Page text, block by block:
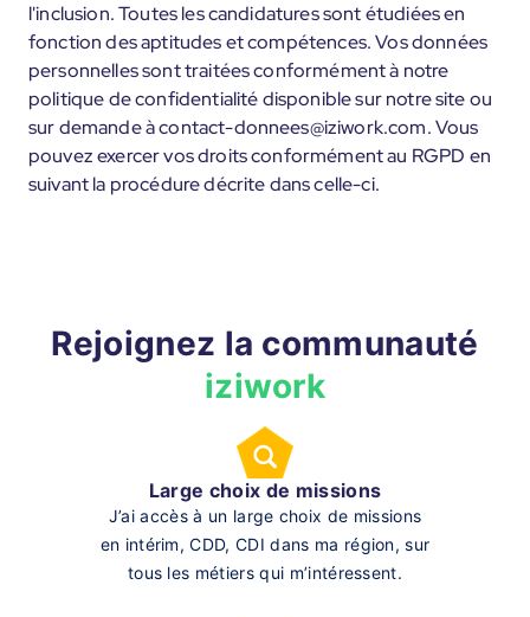
l'inclusion. Toutes les candidatures sont étudiées en
fonction des aptitudes et compétences. Vos données
personnelles sont traitées conformément à notre
politique de confidentialité disponible sur notre site ou
sur demande à contact-donnees@iziwork.com. Vous
pouvez exercer vos droits conformément au RGPD en
suivant la procédure décrite dans celle-ci.
Rejoignez la communauté
iziwork
Large choix de missions
J’ai accès à un large choix de missions
en intérim, CDD, CDI dans ma région, sur
tous les métiers qui m’intéressent.